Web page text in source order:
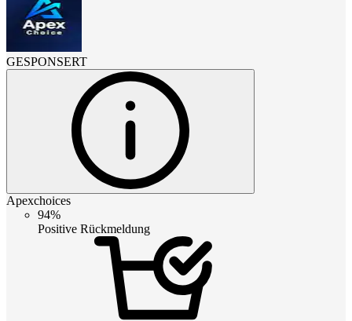
GESPONSERT
Apexchoices
94%
Positive Rückmeldung